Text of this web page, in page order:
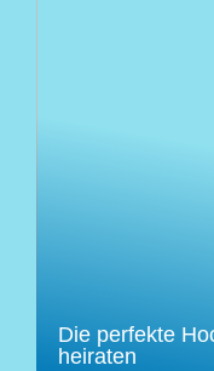
Die perfekte
heiraten